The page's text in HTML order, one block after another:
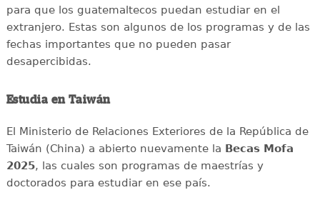
para que los guatemaltecos puedan estudiar en el
extranjero. Estas son algunos de los programas y de las
fechas importantes que no pueden pasar
desapercibidas.
Estudia en Taiwán
El Ministerio de Relaciones Exteriores de la República de
Taiwán (China) a abierto nuevamente la Becas Mofa
2025, las cuales son programas de maestrías y
doctorados para estudiar en ese país.